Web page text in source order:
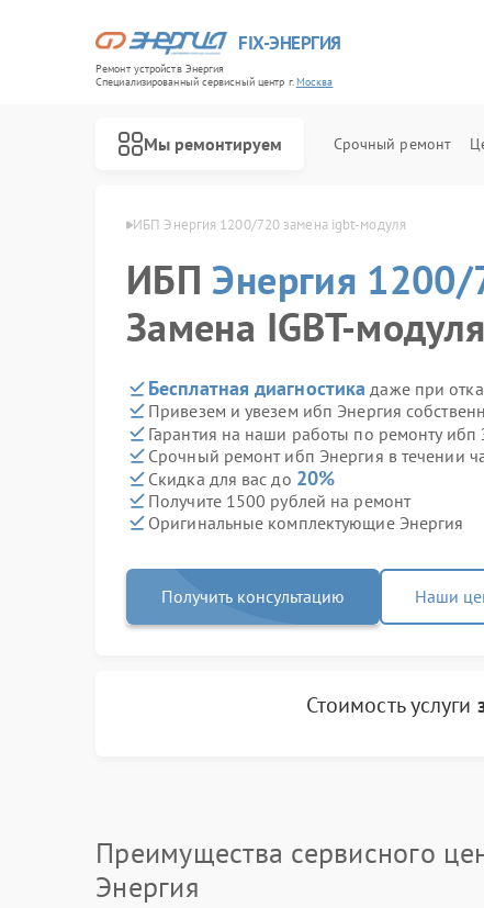
FIX-ЭНЕРГИЯ
Ремонт устройств Энергия
Специализированный cервисный центр г.Москва
Мы ремонтируем Срочный ремонт
1200/720 в Москве ИБП Энергия 1200/720 замена igbt-модуля
ИБПЭнергия
Замена IGBT-модуля
Бесплатная диагностика даже при
Привезем и увезем ибп Энергия
Гарантия на наши работы по ремонту ибп
Срочный ремонт ибп Энергия в течении
Скидка для вас до 20%
Получите 1500 рублей на ремонт
Оригинальные комплектующие Энергия
Получить консультацию Наши
Стоимость услуги
Преимущества сервисного
Энергия